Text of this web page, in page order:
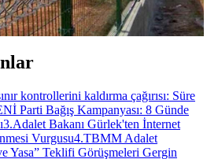
kontrollerini kaldırma çağırısı: Süre
Parti Bağış Kampanyası: 8 Günde
3.Adalet Bakanı Gürlek'ten İnternet
Vurgusu4.TBMM Adalet
Yasa” Teklifi Görüşmeleri Gergin